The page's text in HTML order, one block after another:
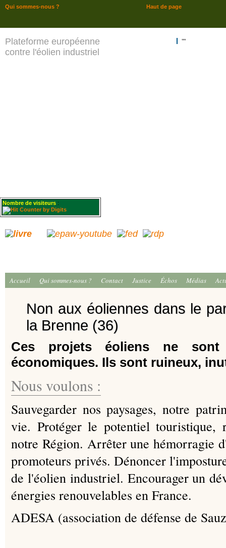
Plateforme européenne
contre l'éolien industriel
""
Nombre de visiteurs :
Accueil Qui sommes-nous ? Contact Justice Échos Médias
Non aux éoliennes dans le
la Brenne (36)
Ces projets éoliens ne
économiques. Ils sont ruineux,
Nous voulons :
Sauvegarder nos paysages, notre
vie. Protéger le potentiel touristique,
notre Région. Arrêter une hémorragie
promoteurs privés. Dénoncer
de l'éolien industriel. Encourager un
énergies renouvelables en France.
ADESA (association de défense de
Haut de page
Qui sommes-nous ?